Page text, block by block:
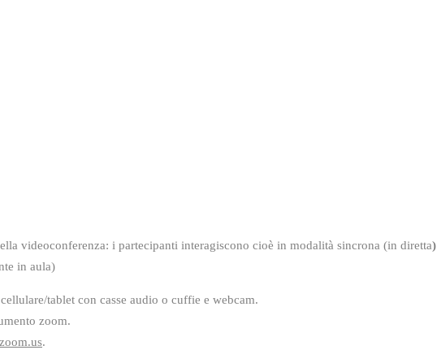
videoconferenza: i partecipanti interagiscono cioè in modalità sincrona (in diretta)
in aula)
tablet con casse audio o cuffie e webcam.
zoom.
.